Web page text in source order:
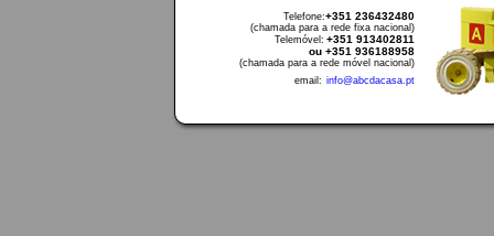
Telefone:+351 236432480
(chamada para a rede fixa nacional)
Telemóvel: +351 913402811
ou +351 936188958
(chamada para a rede móvel nacional)
email: info@abcdacasa.pt